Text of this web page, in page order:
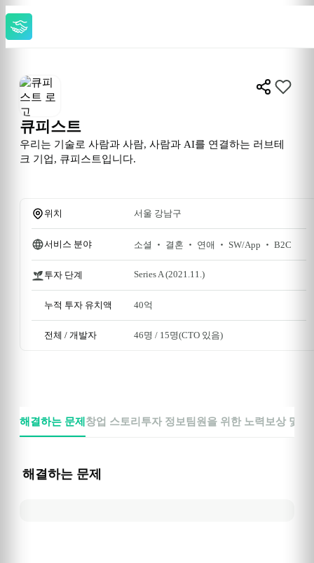
큐피스트
우리는 기술로 사람과 사람, 사람과 AI를 연결하는 러브테
크 기업, 큐피스트입니다.
위치 서울 강남구
서비스 분야 소셜 ‧ 결혼 ‧ 연애 ‧ SW/App ‧ B2C
투자 단계 Series A (2021.11.)
누적 투자 유치액 40억
전체 / 개발자 46명 / 15명(CTO 있음)
해결하는 문제 창업 스토리 투자 정보 팀원을 위한 노력 보상 및
해결하는 문제